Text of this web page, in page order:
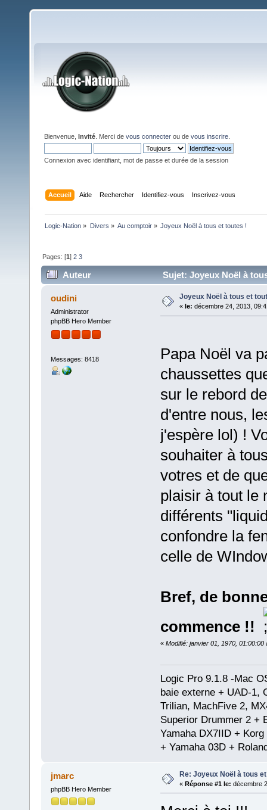
Bienvenue, Invité . Merci de vous connecter ou de vous inscrire
Connexion avec identifiant, mot de passe et durée de la session
Accueil Aide Rechercher Identifiez-vous Inscrivez-vous
Logic-Nation » Divers » Au comptoir» Joyeux Noël à tous et toutes !
Pages: [1]2 3
Auteur Sujet: Joyeux Noël à
oudini
Administrator
phpBB Hero Member
Messages: 8418
Joyeux Noël à tous et
« le: décembre 24, 2013,
Papa Noël va
chaussettes
sur le rebord
d'entre nous,
j'espère lol) !
souhaiter à
votres et de
plaisir à tout le
différents
confondre la
celle de
Bref, de
commence !!
« Modifié: janvier 01, 1970, 01:00:00
Logic Pro 9.1.8 -Mac
baie externe + UAD-1,
Trilian, MachFive 2,
Superior Drummer 2 +
Yamaha DX7IID +
+ Yamaha 03D +
jmarc
phpBB Hero Member
Re: Joyeux Noël à tous
« Réponse #1 le: décembre